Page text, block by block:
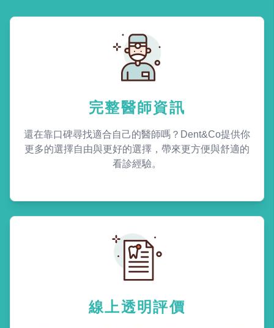
完整醫師資訊
還在靠口碑尋找適合自己的醫師嗎？Dent&Co提供你
更多的選擇自由與更好的選擇，帶來更方便與舒適的
看診經驗。
線上透明評價